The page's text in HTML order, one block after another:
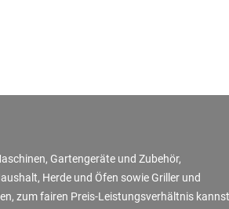
Gartengeräte und Zubehör,
Herde und Öfen sowie Griller und
zum fairen Preis-Leistungsverhältnis kannst